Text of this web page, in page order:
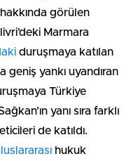
görülen
Marmara
duruşmaya katılan
geniş yankı uyandıran
Türkiye
yanı sıra farklı
de katıldı.
hukuk